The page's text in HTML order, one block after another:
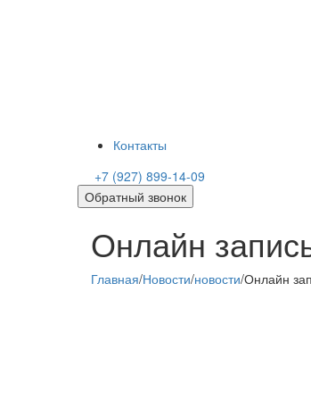
Контакты
+7 (927) 899-14-09
Обратный звонок
Онлайн
Главная/Новости/новости/Онлайн